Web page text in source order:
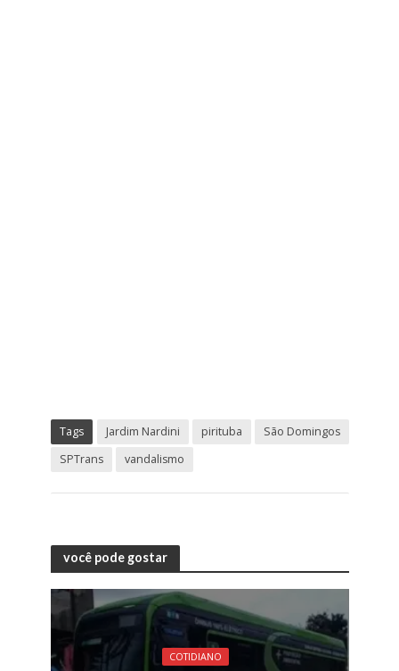
Tags Jardim Nardini pirituba
São Domingos
SPTrans
vandalismo
você pode gostar
COTIDIANO